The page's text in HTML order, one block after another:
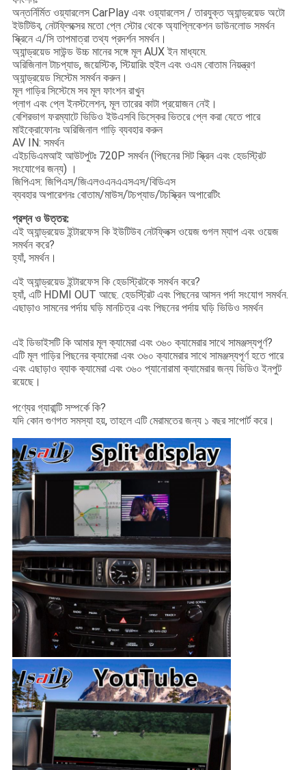
অন্তর্নির্মিত ওয়্যারলেস CarPlay এবং ওয়্যারলেস / তারযুক্ত অ্যান্ড্রয়েড অটো
ইউটিউব, নেটফ্লিক্সের মতো প্লে স্টোর থেকে অ্যাপ্লিকেশন ডাউনলোড সমর্থন
স্ক্রিনে এ/সি তাপমাত্রা তথ্য প্রদর্শন সমর্থন।
অ্যান্ড্রয়েড সাউন্ড উচ্চ মানের সঙ্গে মূল AUX ইন মাধ্যমে.
অরিজিনাল টাচপ্যাড, জয়েস্টিক, স্টিয়ারিং হুইল এবং ওএম বোতাম নিয়ন্ত্রণ
অ্যান্ড্রয়েড সিস্টেম সমর্থন করুন।
মূল গাড়ির সিস্টেমে সব মূল ফাংশন রাখুন
প্লাগ এবং প্লে ইনস্টলেশন, মূল তারের কাটা প্রয়োজন নেই।
বেশিরভাগ ফরম্যাটে ভিডিও ইউএসবি ডিস্কের ভিতরে প্লে করা যেতে পারে
মাইক্রোফোনঃ অরিজিনাল গাড়ি ব্যবহার করুন
AV IN: সমর্থন
এইচডিএমআই আউটপুটঃ 720P সমর্থন (পিছনের সিট স্ক্রিন এবং হেডস্ট্রিট
সংযোগের জন্য) ।
জিপিএস: জিপিএস/জিএলওএনএএসএস/বিডিএস
ব্যবহার অপারেশনঃ বোতাম/মাউস/টচপ্যাড/টচস্ক্রিন অপারেটিং
প্রশ্ন ও উত্তর:
এই অ্যান্ড্রয়েড ইন্টারফেস কি ইউটিউব নেটফ্লিক্স ওয়েজ গুগল ম্যাপ এবং ওয়েজ
সমর্থন করে?
হ্যাঁ, সমর্থন।
এই অ্যান্ড্রয়েড ইন্টারফেস কি হেডস্ট্রিটকে সমর্থন করে?
হ্যাঁ, এটি HDMI OUT আছে. হেডস্ট্রিট এবং পিছনের আসন পর্দা সংযোগ সমর্থন.
এছাড়াও সামনের পর্দায় ঘড়ি মানচিত্র এবং পিছনের পর্দায় ঘড়ি ভিডিও সমর্থন
এই ডিভাইসটি কি আমার মূল ক্যামেরা এবং ৩৬০ ক্যামেরার সাথে সামঞ্জস্যপূর্ণ?
এটি মূল গাড়ির পিছনের ক্যামেরা এবং ৩৬০ ক্যামেরার সাথে সামঞ্জস্যপূর্ণ হতে পারে
এবং এছাড়াও ব্যাক ক্যামেরা এবং ৩৬০ প্যানোরামা ক্যামেরার জন্য ভিডিও ইনপুট
রয়েছে।
পণ্যের গ্যারান্টি সম্পর্কে কি?
যদি কোন গুণগত সমস্যা হয়, তাহলে এটি মেরামতের জন্য ১ বছর সাপোর্ট করে।